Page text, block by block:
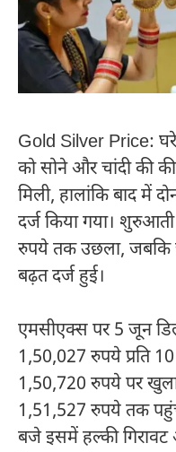
Gold Silver Price:
को सोने और चांदी की
मिली, हालांकि बाद में
दर्ज किया गया।
रुपये तक उछला, जबकि
बढ़त दर्ज हुई।
एमसीएक्स पर 5 जून
1,50,027 रुपये प्रति
1,50,720 रुपये पर
1,51,527 रुपये तक
बजे इसमें हल्की